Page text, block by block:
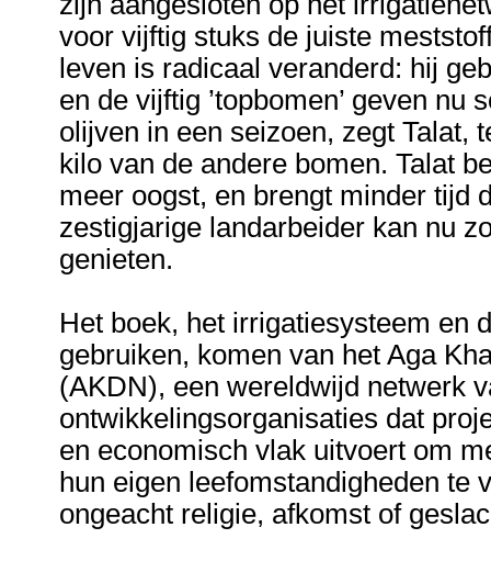
voor vijftig stuks de juiste
leven is radicaal veranderd: hij
en de vijftig ’topbomen’ geven nu
olijven in een seizoen, zegt Talat,
kilo van de andere bomen. Talat
meer oogst, en brengt minder tijd
zestigjarige landarbeider kan nu
genieten.
Het boek, het irrigatiesysteem en
gebruiken, komen van het Aga
(AKDN), een wereldwijd netwerk
ontwikkelingsorganisaties dat
en economisch vlak uitvoert om
hun eigen leefomstandigheden te
ongeacht religie, afkomst of